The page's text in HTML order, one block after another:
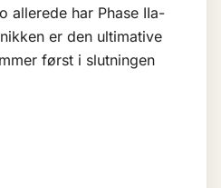
allerede har Phase IIa-
er den ultimative
først i slutningen